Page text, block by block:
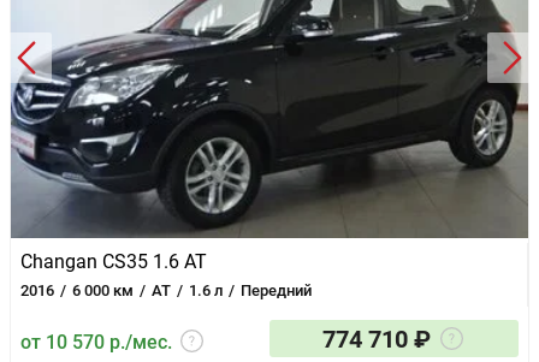
Changan CS35 1.6 AT
2016 6 000 км AT 1.6 л Передний
от 10 570 р./мес. 774 710 ₽